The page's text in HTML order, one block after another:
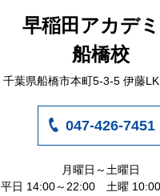
早稲田アカデ
船橋校
千葉県船橋市本町5-3-5 伊藤
047-426-7451
月曜日～土曜日
平日 14:00～22:00 土曜